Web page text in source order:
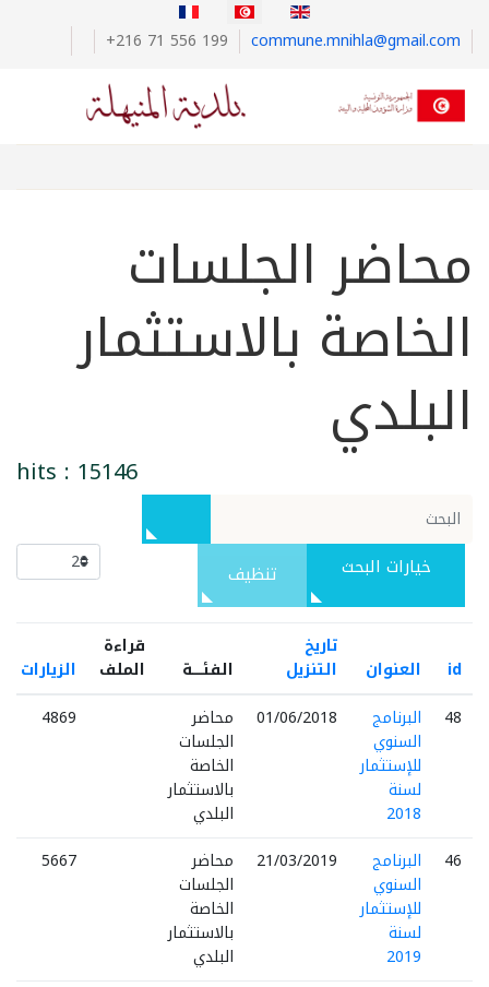
+216 71 556 199 commune.mnihla@gmail.com
محاضر الجلسات
الخاصة بالاستثمار
البلدي
hits : 15146
خيارات البحث تنظيف
id العنوان
تاريخ
التنزيل
الفئـــــة
قراءة
الملف
الزيارات
48
البرنامج
السنوي
للإستثمار
لسنة
2018
01/06/2018
محاضر
الجلسات
الخاصة
بالاستثمار
البلدي
4869
46
البرنامج
السنوي
للإستثمار
لسنة
2019
21/03/2019
محاضر
الجلسات
الخاصة
بالاستثمار
البلدي
5667